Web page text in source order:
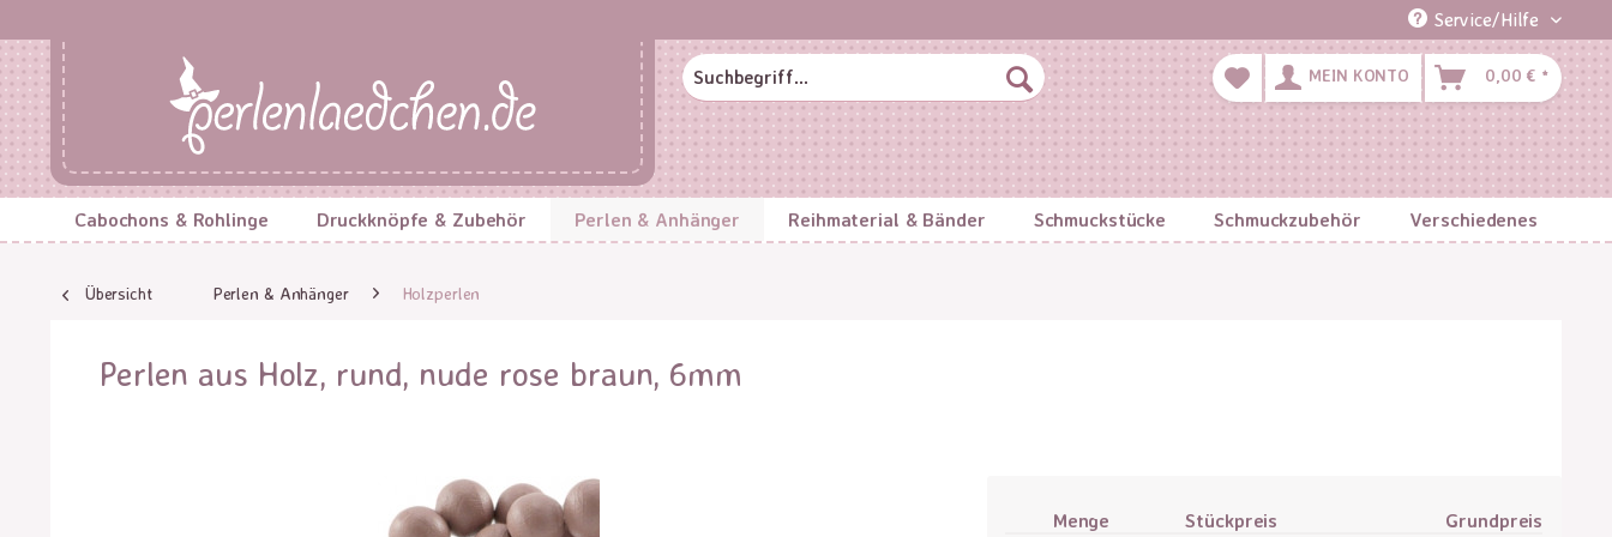
Service/Hilfe
MEIN KONTO 0,00 € *
Cabochons & Rohlinge Druckknöpfe & Zubehör Perlen & Anhänger Reihmaterial & Bänder Schmuckstücke Schmuckzubehör Verschiedenes
Übersicht Perlen & Anhänger Holzperlen
Perlen aus Holz, rund, nude rose braun, 6mm
Menge Stückpreis
Grundpreis